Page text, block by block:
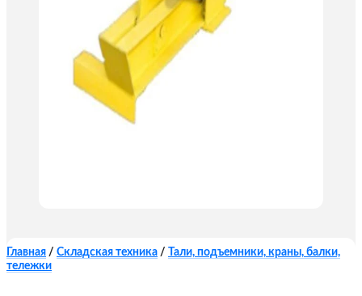
Главная / Складская техника /
Тали, подъемники, краны, балки,
тележки